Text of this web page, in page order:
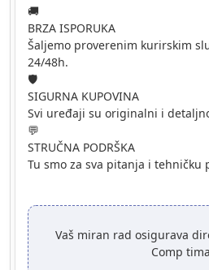
🚚
BRZA ISPORUKA
Šaljemo proverenim kurirskim
24/48h.
🛡️
SIGURNA KUPOVINA
Svi uređaji su originalni i
💬
STRUČNA PODRŠKA
Tu smo za sva pitanja i tehničku
Vaš miran rad osigurava
Comp